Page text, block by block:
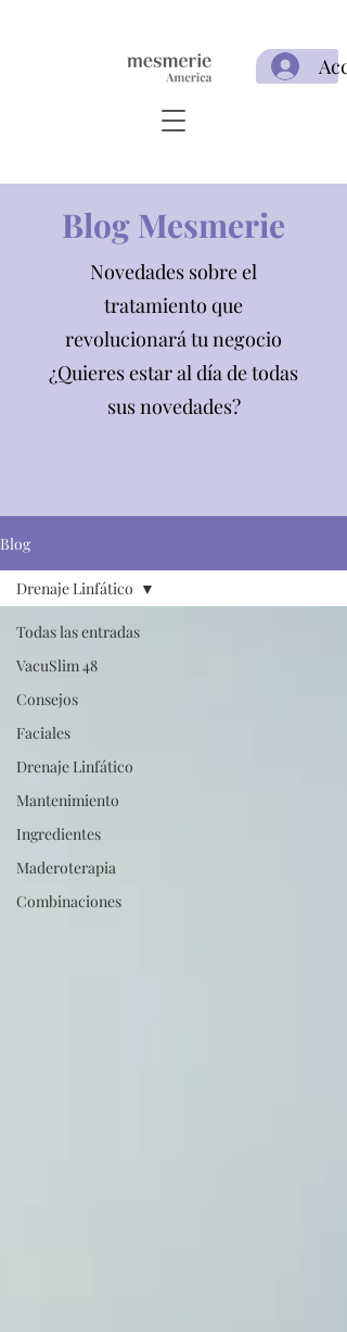
Blog Mesmerie
Novedades sobre el
tratamiento que
revolucionará tu negocio
¿Quieres estar al día de todas
sus novedades?
Blog
Todas las entradas
VacuSlim 48
Consejos
Faciales
Drenaje Linfático
Mantenimiento
Ingredientes
Maderoterapia
Combinaciones
Drenaje Linfático